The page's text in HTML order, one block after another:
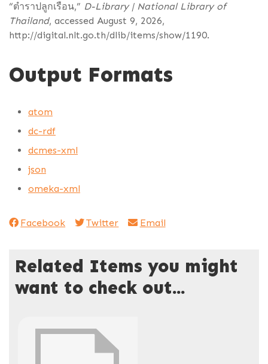
“ตำราปลูกเรือน,” D-Library | National Library of
Thailand, accessed August 9, 2026,
http://digital.nlt.go.th/dlib/items/show/1190.
Output Formats
atom
dc-rdf
dcmes-xml
json
omeka-xml
Facebook Twitter Email
Related Items you might
want to check out...